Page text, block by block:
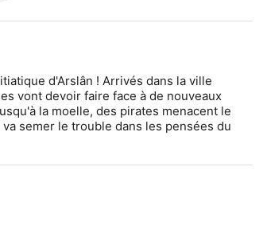
d'Arslân ! Arrivés dans la ville
vont devoir faire face à de nouveaux
la moelle, des pirates menacent le
semer le trouble dans les pensées du